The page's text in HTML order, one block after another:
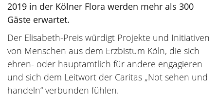
2019 in der Kölner Flora werden mehr als 300
Gäste erwartet.
Der Elisabeth-Preis würdigt Projekte und Initiativen
von Menschen aus dem Erzbistum Köln, die sich
ehren- oder hauptamtlich für andere engagieren
und sich dem Leitwort der Caritas „Not sehen und
handeln“ verbunden fühlen.